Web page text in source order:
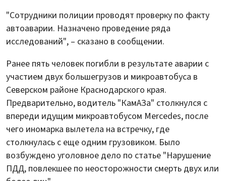
"Сотрудники полиции проводят проверку по факту
автоаварии. Назначено проведение ряда
исследований", – сказано в сообщении.
Ранее пять человек погибли в результате аварии с
участием двух большегрузов и микроавтобуса в
Северском районе Краснодарского края.
Предварительно, водитель "КамАЗа" столкнулся с
впереди идущим микроавтобусом Mercedes, после
чего иномарка вылетела на встречку, где
столкнулась с еще одним грузовиком. Было
возбуждено уголовное дело по статье "Нарушение
ПДД, повлекшее по неосторожности смерть двух или